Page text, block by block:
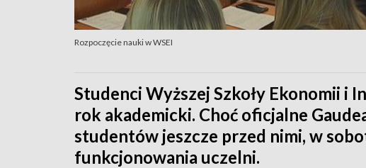
Rozpoczęcie nauki w WSEI
Studenci Wyższej Szkoły Ekonomii i
rok akademicki. Choć oficjalne
studentów jeszcze przed nimi, w
funkcjonowania uczelni.